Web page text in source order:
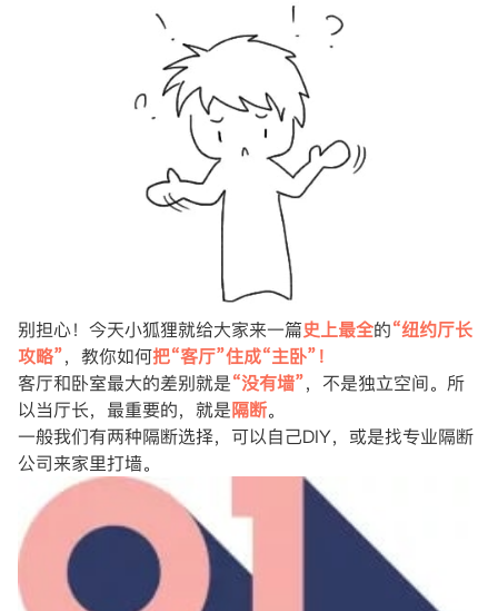
别担心！今天小狐狸就给大家来一篇史上最全的“纽约厅长
攻略”，教你如何把“客厅”住成“主卧”！
客厅和卧室最大的差别就是“没有墙”，不是独立空间。所
以当厅长，最重要的，就是隔断。
一般我们有两种隔断选择，可以自己DIY，或是找专业隔断
公司来家里打墙。